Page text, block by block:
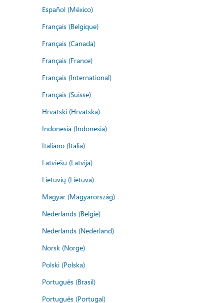
Español (México)
Français (Belgique)
Français (Canada)
Français (France)
Français (International)
Français (Suisse)
Hrvatski (Hrvatska)
Indonesia (Indonesia)
Italiano (Italia)
Latviešu (Latvija)
Lietuvių (Lietuva)
Magyar (Magyarország)
Nederlands (België)
Nederlands (Nederland)
Norsk (Norge)
Polski (Polska)
Português (Brasil)
Português (Portugal)